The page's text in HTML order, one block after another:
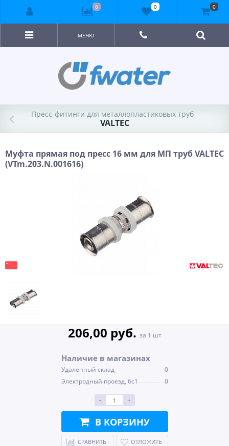
МЕНЮ
Пресс-фитинги для металлопластиковых труб
VALTEC
Муфта прямая под пресс 16 мм для МП труб VALTEC
(VTm.203.N.001616)
206,00 руб. за 1 шт
Наличие в магазинах
Удаленный склад
0
Электродный проезд, 6с1
0
- +
В КОРЗИНУ
СРАВНИТЬ ОТЛОЖИТЬ
0 0 0